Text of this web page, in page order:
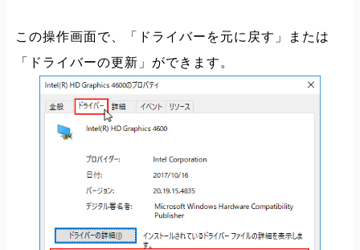
この操作画面で、「ドライバーを元に戻す」または
「ドライバーの更新」ができます。